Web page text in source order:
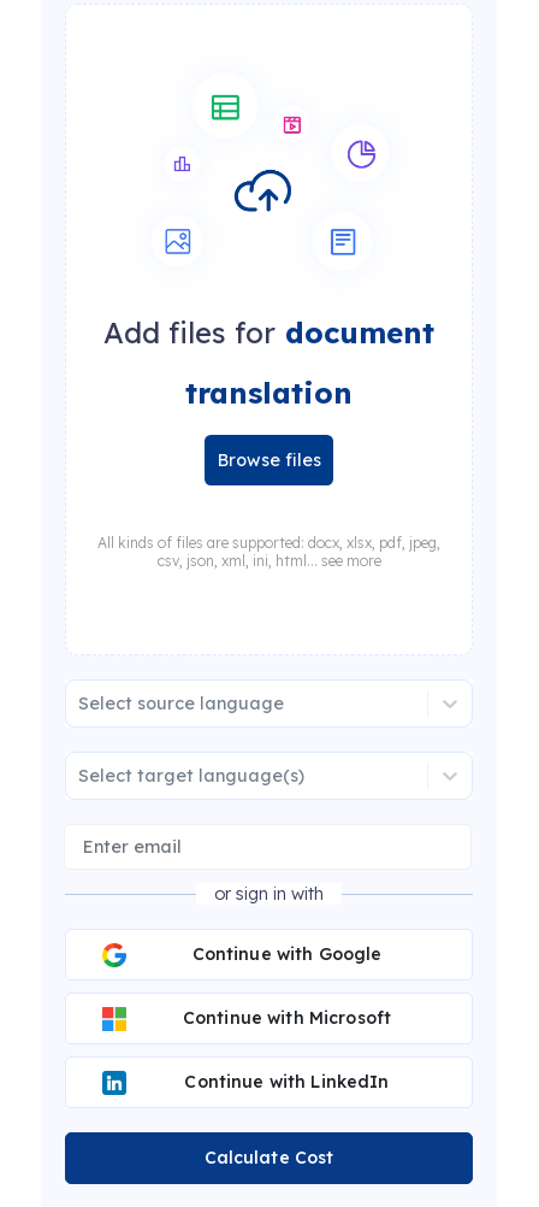
Add files for document
translation
Browse files
All kinds of files are supported: docx, xlsx, pdf, jpeg,
csv, json, xml, ini, html... see more
Select source language
Select target language(s)
or sign in with
Continue with Google
Continue with Microsoft
Continue with LinkedIn
Calculate Cost